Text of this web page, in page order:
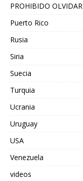
PROHIBIDO OLVIDAR
Puerto Rico
Rusia
Siria
Suecia
Turquia
Ucrania
Uruguay
USA
Venezuela
videos